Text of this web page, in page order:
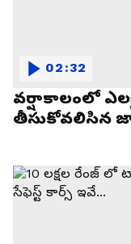
వర్షాకాలంలో
తీసుకోవలిసిన
02:32